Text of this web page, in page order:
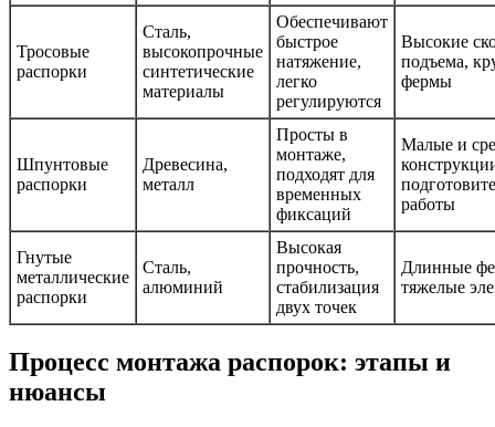
Тросовые
распорки
Сталь,
высокопрочные
синтетические
материалы
Обеспечивают
быстрое
натяжение,
легко
регулируются
Высокие
подъема,
фермы
Шпунтовые
распорки
Древесина,
металл
Просты в
монтаже,
подходят для
временных
фиксаций
Малые и
работы
Гнутые
металлические
распорки
Сталь,
алюминий
Высокая
прочность,
стабилизация
двух точек
Длинные
тяжелые
Процесс монтажа распорок: этапы и
нюансы